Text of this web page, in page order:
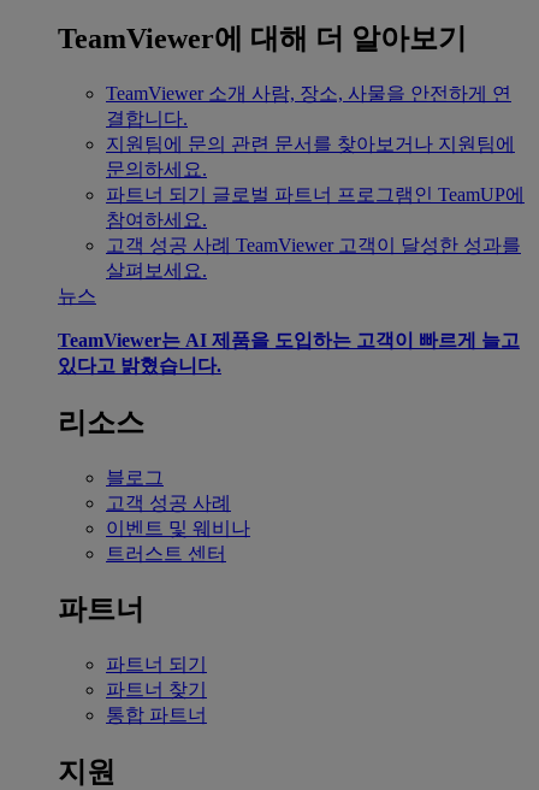
TeamViewer에 대해 더 알아보기
TeamViewer 소개 사람, 장소, 사물을 안전하게 연
결합니다.
지원팀에 문의 관련 문서를 찾아보거나 지원팀에
문의하세요.
파트너 되기
글로벌 파트너 프로그램인 TeamUP에
참여하세요.
고객 성공 사례 TeamViewer 고객이 달성한 성과를
살펴보세요.
뉴스
TeamViewer는 AI 제품을 도입하는 고객이 빠르게 늘고
있다고 밝혔습니다.
리소스
블로그
고객 성공 사례
이벤트 및 웨비나
트러스트 센터
파트너
파트너 되기
파트너 찾기
통합 파트너
지원